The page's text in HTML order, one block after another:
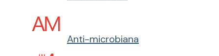
Anti-microbiana